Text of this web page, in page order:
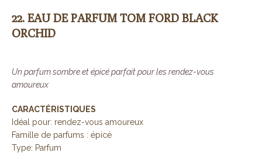
22. EAU DE PARFUM TOM FORD BLACK
ORCHID
Un parfum sombre et épicé parfait pour les rendez-vous
amoureux
CARACTÉRISTIQUES
Idéal pour: rendez-vous amoureux
Famille de parfums : épicé
Type: Parfum